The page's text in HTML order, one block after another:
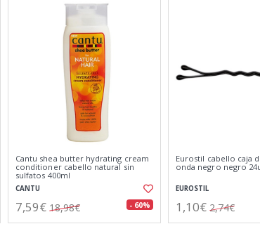
Cantu shea butter hydrating cream
conditioner cabello natural sin
sulfatos 400ml
CANTU
7,59€ 18,98€ - 60%
Eurostil cabello caja
onda negro negro
EUROSTIL
1,10€ 2,74€